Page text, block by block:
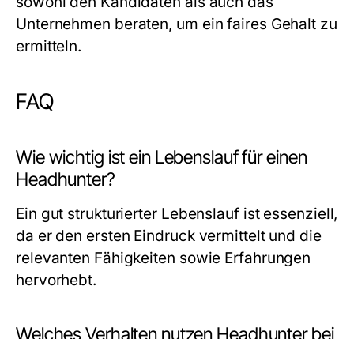
Unternehmen beraten, um ein faires Gehalt zu
ermitteln.
FAQ
Wie wichtig ist ein Lebenslauf für einen
Headhunter?
Ein gut strukturierter Lebenslauf ist essenziell,
da er den ersten Eindruck vermittelt und die
relevanten Fähigkeiten sowie Erfahrungen
hervorhebt.
Welches Verhalten nutzen Headhunter bei